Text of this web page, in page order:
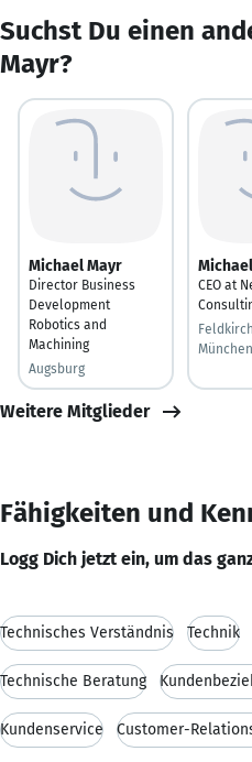
Suchst Du einen
Mayr?
Michael Mayr
Director Business
Development
Robotics and
Machining
Augsburg
CEO at
München
Weitere Mitglieder
Fähigkeiten und
Logg Dich jetzt ein, um das
Technisches Verständnis Technik
Technische Beratung
Kundenservice Customer-